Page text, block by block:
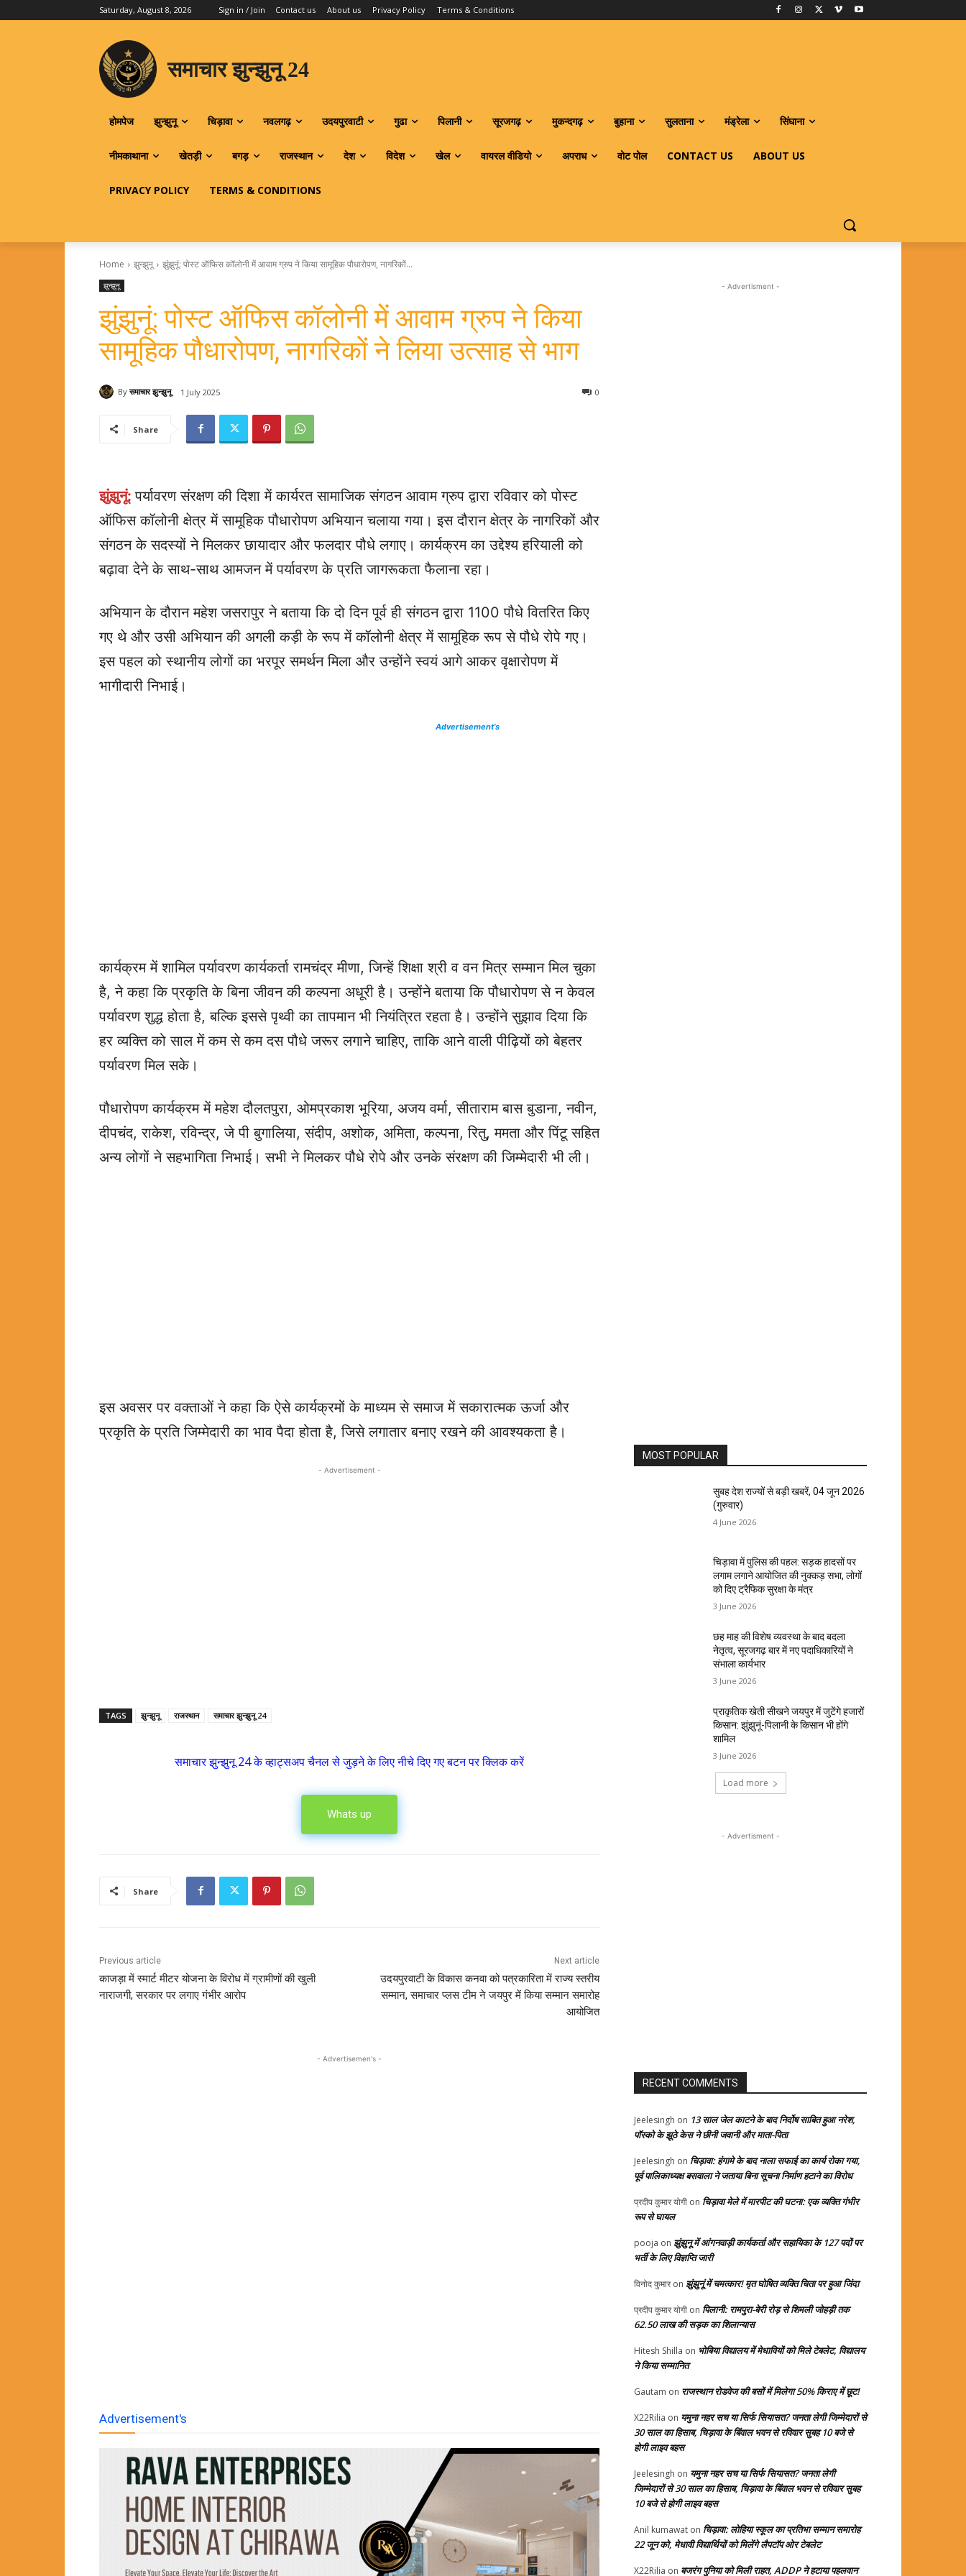
Saturday, August 8, 2026 Sign in / Join Contact us About us Privacy Policy Terms & Conditions
समाचार झुन्झुनू 24
होमपेज झुन्झुनू चिड़ावा नवलगढ़ उदयपुरवाटी गुढा पिलानी सूरजगढ़ मुकन्दगढ़ बुहाना सुलताना मंड्रेला सिंघाना
नीमकाथाना खेतड़ी बगड़ राजस्थान देश विदेश खेल वायरल वीडियो अपराध वोट पोल CONTACT US ABOUT US
PRIVACY POLICY TERMS & CONDITIONS
Home झुन्झुनू झुंझुनूं: पोस्ट ऑफिस कॉलोनी में आवाम ग्रुप ने किया सामूहिक पौधारोपण, नागरिकों...
झुन्झुनू
झुंझुनूं: पोस्ट ऑफिस कॉलोनी में आवाम ग्रुप ने किया
सामूहिक पौधारोपण, नागरिकों ने लिया उत्साह से भाग
By समाचार झुन्झुनू 1 July 2025 0
Share
झुंझुनूं:पर्यावरण संरक्षण की दिशा में कार्यरत सामाजिक संगठन आवाम ग्रुप द्वारा रविवार को पोस्ट
ऑफिस कॉलोनी क्षेत्र में सामूहिक पौधारोपण अभियान चलाया गया। इस दौरान क्षेत्र के नागरिकों और
संगठन के सदस्यों ने मिलकर छायादार और फलदार पौधे लगाए। कार्यक्रम का उद्देश्य हरियाली को
बढ़ावा देने के साथ-साथ आमजन में पर्यावरण के प्रति जागरूकता फैलाना रहा।
अभियान के दौरान महेश जसरापुर ने बताया कि दो दिन पूर्व ही संगठन द्वारा 1100 पौधे वितरित किए
गए थे और उसी अभियान की अगली कड़ी के रूप में कॉलोनी क्षेत्र में सामूहिक रूप से पौधे रोपे गए।
इस पहल को स्थानीय लोगों का भरपूर समर्थन मिला और उन्होंने स्वयं आगे आकर वृक्षारोपण में
भागीदारी निभाई।
Advertisement’s
कार्यक्रम में शामिल पर्यावरण कार्यकर्ता रामचंद्र मीणा, जिन्हें शिक्षा श्री व वन मित्र सम्मान मिल चुका
है, ने कहा कि प्रकृति के बिना जीवन की कल्पना अधूरी है। उन्होंने बताया कि पौधारोपण से न केवल
पर्यावरण शुद्ध होता है, बल्कि इससे पृथ्वी का तापमान भी नियंत्रित रहता है। उन्होंने सुझाव दिया कि
हर व्यक्ति को साल में कम से कम दस पौधे जरूर लगाने चाहिए, ताकि आने वाली पीढ़ियों को बेहतर
पर्यावरण मिल सके।
पौधारोपण कार्यक्रम में महेश दौलतपुरा, ओमप्रकाश भूरिया, अजय वर्मा, सीताराम बास बुडाना, नवीन,
दीपचंद, राकेश, रविन्द्र, जे पी बुगालिया, संदीप, अशोक, अमिता, कल्पना, रितु, ममता और पिंटू सहित
अन्य लोगों ने सहभागिता निभाई। सभी ने मिलकर पौधे रोपे और उनके संरक्षण की जिम्मेदारी भी ली।
इस अवसर पर वक्ताओं ने कहा कि ऐसे कार्यक्रमों के माध्यम से समाज में सकारात्मक ऊर्जा और
प्रकृति के प्रति जिम्मेदारी का भाव पैदा होता है, जिसे लगातार बनाए रखने की आवश्यकता है।
- Advertisement -
TAGS झुन्झुनू राजस्थान समाचार झुन्झुनू 24
समाचार झुन्झुनू 24 के व्हाट्सअप चैनल से जुड़ने के लिए नीचे दिए गए बटन पर क्लिक करें
Whats up
Share
Previous article
काजड़ा में स्मार्ट मीटर योजना के विरोध में ग्रामीणों की खुली
नाराजगी, सरकार पर लगाए गंभीर आरोप
Next article
उदयपुरवाटी के विकास कनवा को पत्रकारिता में राज्य स्तरीय
सम्मान, समाचार प्लस टीम ने जयपुर में किया सम्मान समारोह
आयोजित
- Advertisemen's -
Advertisement's
- Advertisment -
MOST POPULAR
सुबह देश राज्यों से बड़ी खबरें, 04 जून 2026
(गुरुवार)
4 June 2026
चिड़ावा में पुलिस की पहल: सड़क हादसों पर
लगाम लगाने आयोजित की नुक्कड़ सभा, लोगों
को दिए ट्रैफिक सुरक्षा के मंत्र
3 June 2026
छह माह की विशेष व्यवस्था के बाद बदला
नेतृत्व, सूरजगढ़ बार में नए पदाधिकारियों ने
संभाला कार्यभार
3 June 2026
प्राकृतिक खेती सीखने जयपुर में जुटेंगे हजारों
किसान: झुंझुनूं-पिलानी के किसान भी होंगे
शामिल
3 June 2026
Load more
- Advertisment -
RECENT COMMENTS
Jeelesingh on 13 साल जेल काटने के बाद निर्दोष साबित हुआ नरेश,
पॉस्को के झूठे केस ने छीनी जवानी और माता-पिता
Jeelesingh on चिड़ावा: हंगामे के बाद नाला सफाई का कार्य रोका गया,
पूर्व पालिकाध्यक्ष बसवाला ने जताया बिना सूचना निर्माण हटाने का विरोध
प्रदीप कुमार योगी on चिड़ावा मेले में मारपीट की घटना: एक व्यक्ति गंभीर
रूप से घायल
pooja on झुंझुनू में आंगनवाड़ी कार्यकर्ता और सहायिका के 127 पदों पर
भर्ती के लिए विज्ञप्ति जारी
विनोद कुमारon झुंझुनूं में चमत्कार! मृत घोषित व्यक्ति चिता पर हुआ जिंदा
प्रदीप कुमार योगी on पिलानी: रामपुरा-बेरी रोड़ से शिमली जोहड़ी तक
62.50 लाख की सड़क का शिलान्यास
Hitesh Shilla on भोबिया विद्यालय में मेधावियों को मिले टेबलेट, विद्यालय
ने किया सम्मानित
Gautam on राजस्थान रोडवेज की बसों में मिलेगा 50% किराए में छूट!
X22Rilia on यमुना नहर सच या सिर्फ सियासत? जनता लेगी जिम्मेदारों से
30 साल का हिसाब, चिड़ावा के बिंवाल भवन से रविवार सुबह 10 बजे से
होगी लाइव बहस
Jeelesingh on यमुना नहर सच या सिर्फ सियासत? जनता लेगी
जिम्मेदारों से 30 साल का हिसाब, चिड़ावा के बिंवाल भवन से रविवार सुबह
10 बजे से होगी लाइव बहस
Anil kumawat on चिड़ावा: लोहिया स्कूल का प्रतिभा सम्मान समारोह
22 जून को, मेधावी विद्यार्थियों को मिलेंगे लैपटॉप ओर टेबलेट
X22Rilia on बजरंग पुनिया को मिली राहत, ADDP ने हटाया पहलवान